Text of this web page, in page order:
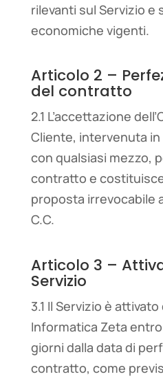
rilevanti sul Servizio e
economiche vigenti.
Articolo 2 –
del contratto
2.1 L’accettazione
Cliente, intervenuta
con qualsiasi mezzo,
contratto e
proposta irrevocabile
C.C.
Articolo 3 –
Servizio
3.1 Il Servizio è attivato
Informatica Zeta
giorni dalla data di
contratto, come